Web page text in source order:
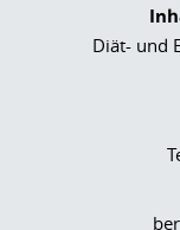
Diät- und